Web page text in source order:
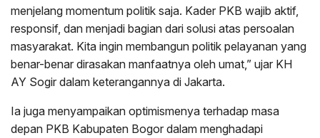
menjelang momentum politik saja. Kader PKB wajib aktif,
responsif, dan menjadi bagian dari solusi atas persoalan
masyarakat. Kita ingin membangun politik pelayanan yang
benar-benar dirasakan manfaatnya oleh umat,” ujar KH
AY Sogir dalam keterangannya di Jakarta.
Ia juga menyampaikan optimismenya terhadap masa
depan PKB Kabupaten Bogor dalam menghadapi